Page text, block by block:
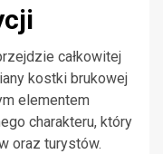
całkowitej
kostki brukowej
elementem
charakteru, który
oraz turystów.